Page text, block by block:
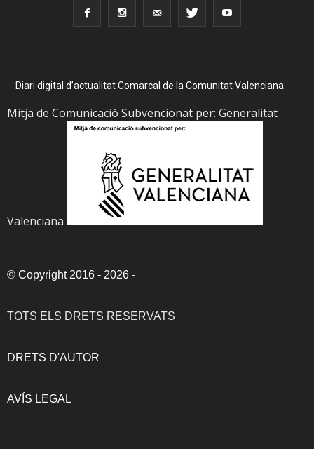
Diari digital d’actualitat Comarcal de la Comunitat Valenciana.
Mitja de Comunicació Subvencionat per: Generalitat
Valenciana
© Copyright 2016 - 2026 -
TOTS ELS DRETS RESERVATS
DRETS D'AUTOR
AVÍS LEGAL